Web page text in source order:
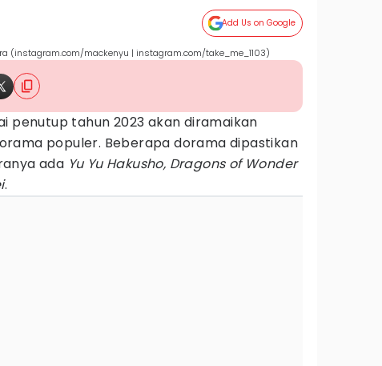
Add Us on Google
(instagram.com/mackenyu | instagram.com/take_me_1103)
penutup tahun 2023 akan diramaikan
populer. Beberapa dorama dipastikan
ada Yu Yu Hakusho, Dragons of Wonder
.